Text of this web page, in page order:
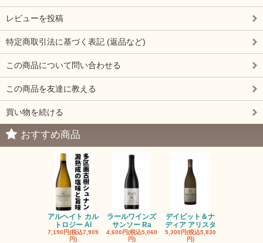
レビューを投稿
特定商取引法に基づく表記 (返品など)
この商品について問い合わせる
この商品を友達に教える
買い物を続ける
おすすめ商品
アルヘイト カル
トロジー Al
7,190円(税込7,909
円)
ラールワインズ
サンソー Ra
4,600円(税込5,060
円)
デイビット＆ナ
ディア アリスタ
5,300円(税込5,830
円)